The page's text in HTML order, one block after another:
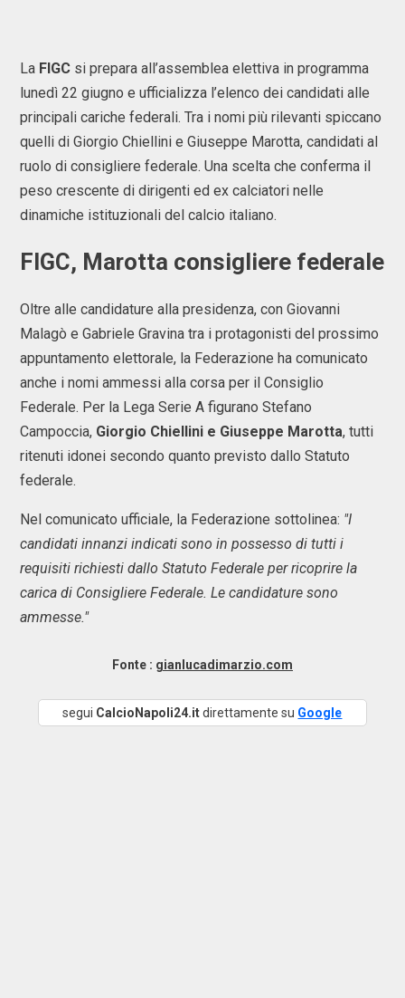
La FIGC si prepara all’assemblea elettiva in programma
lunedì 22 giugno e ufficializza l’elenco dei candidati alle
principali cariche federali. Tra i nomi più rilevanti spiccano
quelli di Giorgio Chiellini e Giuseppe Marotta, candidati al
ruolo di consigliere federale. Una scelta che conferma il
peso crescente di dirigenti ed ex calciatori nelle
dinamiche istituzionali del calcio italiano.
FIGC, Marotta consigliere federale
Oltre alle candidature alla presidenza, con Giovanni
Malagò e Gabriele Gravina tra i protagonisti del prossimo
appuntamento elettorale, la Federazione ha comunicato
anche i nomi ammessi alla corsa per il Consiglio
Federale. Per la Lega Serie A figurano Stefano
Campoccia, Giorgio Chiellini e Giuseppe Marotta, tutti
ritenuti idonei secondo quanto previsto dallo Statuto
federale.
Nel comunicato ufficiale, la Federazione sottolinea: "I
candidati innanzi indicati sono in possesso di tutti i
requisiti richiesti dallo Statuto Federale per ricoprire la
carica di Consigliere Federale. Le candidature sono
ammesse."
Fonte : gianlucadimarzio.com
segui CalcioNapoli24.itdirettamente su Google